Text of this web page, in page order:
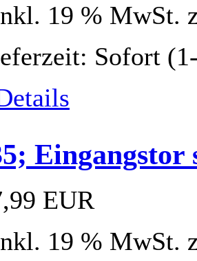
19 % MwSt.
Sofort
Eingangstor
EUR
19 % MwSt.